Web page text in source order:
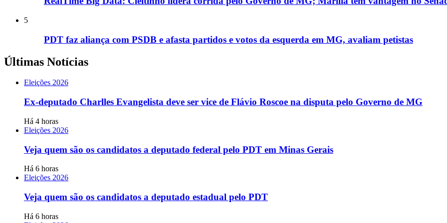
5
PDT faz aliança com PSDB e afasta partidos e votos da esquerda em MG, avaliam petistas
Últimas Notícias
Eleições 2026
Ex-deputado Charlles Evangelista deve ser vice de Flávio Roscoe na disputa pelo Governo de MG
Há 4 horas
Eleições 2026
Veja quem são os candidatos a deputado federal pelo PDT em Minas Gerais
Há 6 horas
Eleições 2026
Veja quem são os candidatos a deputado estadual pelo PDT
Há 6 horas